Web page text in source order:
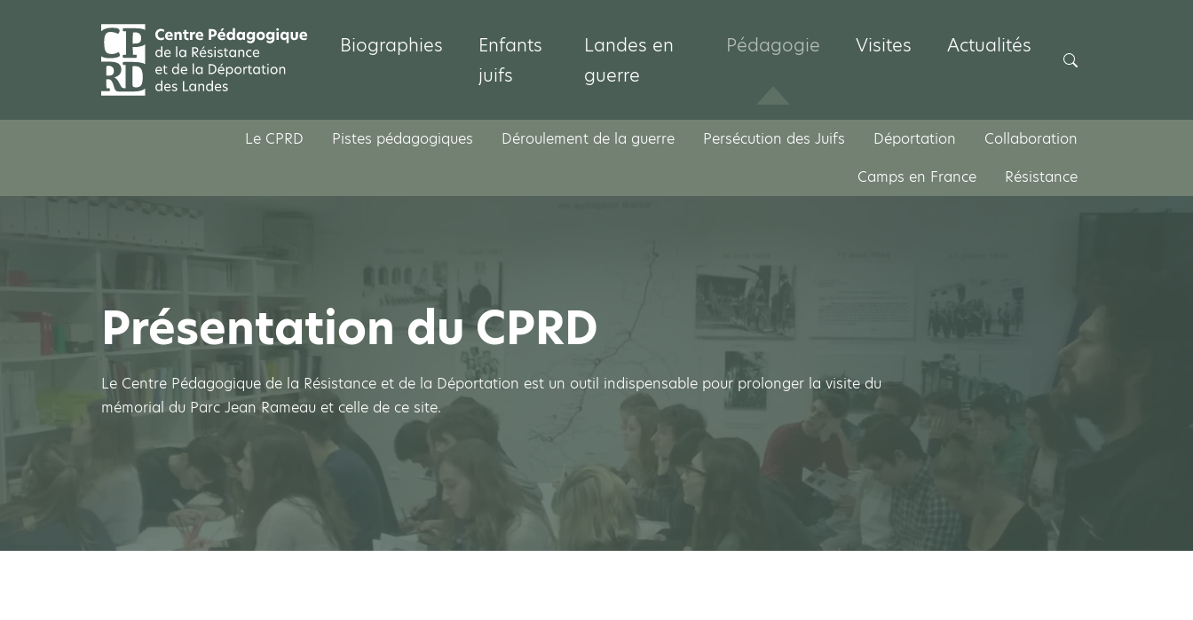
Biographies
Enfants
juifs
Landes en
guerre
Pédagogie Visites Actualités
Rechercher
Le CPRD Pistes pédagogiques Déroulement de la guerre Persécution des Juifs Déportation
Collaboration
Camps en France
Résistance
Présentation du CPRD
Le Centre Pédagogique de la Résistance et de la Déportation est un outil indispensable pour prolonger la visite du
mémorial du Parc Jean Rameau et celle de ce site.